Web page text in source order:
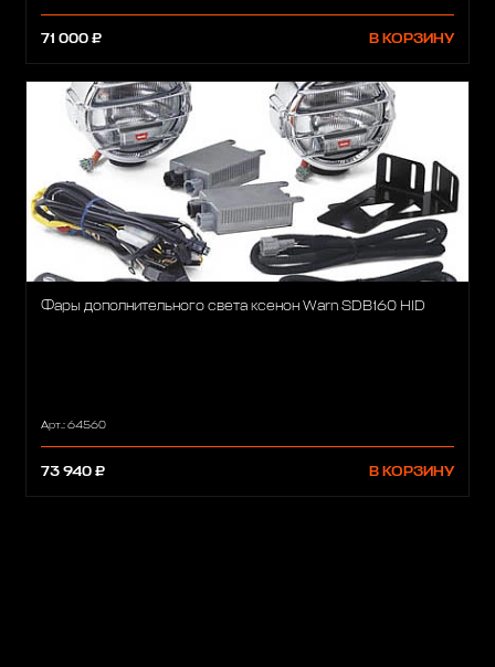
71 000 ₽ В КОРЗИНУ
Фары дополнительного света ксенон Warn SDB160 HID
Арт.: 64560
73 940 ₽ В КОРЗИНУ